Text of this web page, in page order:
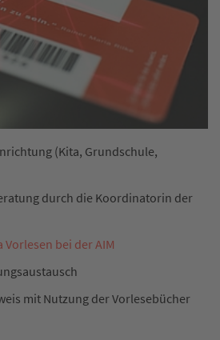
(Kita, Grundschule,
durch die Koordinatorin der
bei der AIM
mit Nutzung der Vorlesebücher